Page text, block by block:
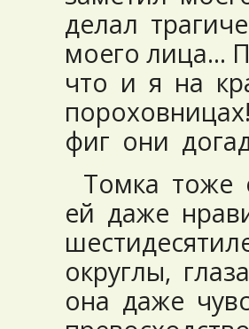
делал
моего лица…
что и я на
фиг они
Томка тоже
ей даже
округлы,
она даже